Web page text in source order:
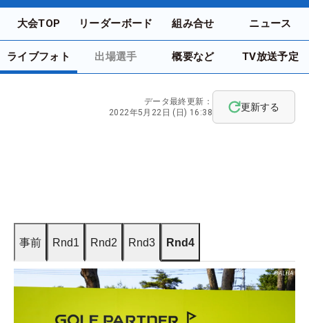
大会TOP リーダーボード 組み合せ ニュース
ライブフォト 出場選手 概要など TV放送予定
データ最終更新：
2022年5月22日 (日) 16:38
更新する
事前 Rnd1 Rnd2 Rnd3 Rnd4